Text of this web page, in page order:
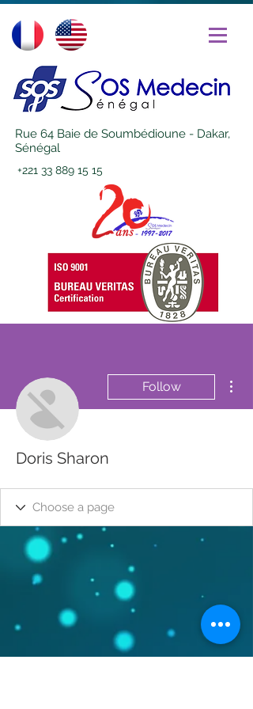
Rue 64 Baie de Soumbédioune - Dakar,
Sénégal
+221 33 889 15 15
Follow
Doris Sharon